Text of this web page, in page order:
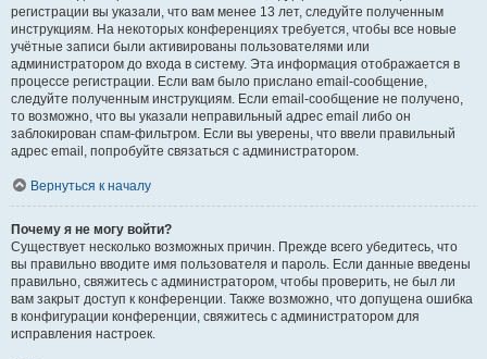
регистрации вы указали, что вам менее 13 лет, следуйте полученным
инструкциям. На некоторых конференциях требуется, чтобы все новые
учётные записи были активированы пользователями или
администратором до входа в систему. Эта информация отображается в
процессе регистрации. Если вам было прислано email-сообщение,
следуйте полученным инструкциям. Если email-сообщение не получено,
то возможно, что вы указали неправильный адрес email либо он
заблокирован спам-фильтром. Если вы уверены, что ввели правильный
адрес email, попробуйте связаться с администратором.
Вернуться к началу
Почему я не могу войти?
Существует несколько возможных причин. Прежде всего убедитесь, что
вы правильно вводите имя пользователя и пароль. Если данные введены
правильно, свяжитесь с администратором, чтобы проверить, не был ли
вам закрыт доступ к конференции. Также возможно, что допущена ошибка
в конфигурации конференции, свяжитесь с администратором для
исправления настроек.